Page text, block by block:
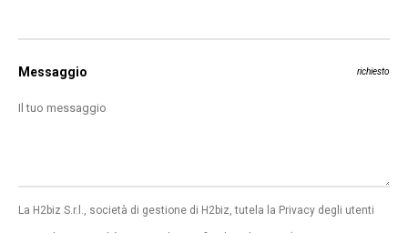
Messaggio richiesto